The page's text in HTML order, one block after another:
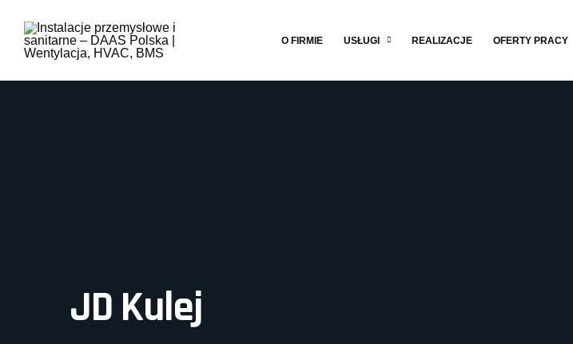
O FIRMIE USŁUGI REALIZACJE OFERTY PRACY
JD Kulej